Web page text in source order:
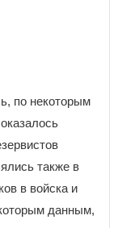
по некоторым
также в
в войска и
данным,